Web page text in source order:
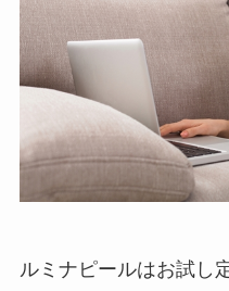
ルミナピールはお試し